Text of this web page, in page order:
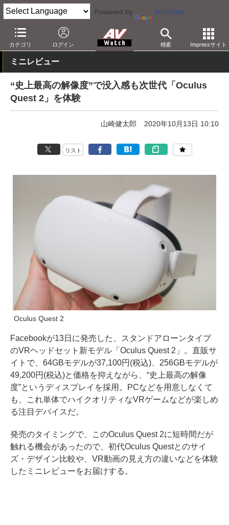
Powered by Translate
カテゴリ ログイン 検索 Impressサイト
AV Watch 製品 HMD/スマートグラス Oculus
ミニレビュー
“史上最高の解像度”で没入感も次世代「Oculus
Quest 2」を体験
山崎健太郎 2020年10月13日 10:10
リスト
Oculus Quest 2
Facebookが13日に発売した、スタンドアローンタイプ
のVRヘッドセット新モデル「Oculus Quest 2」。直販サ
イトで、64GBモデルが37,100円(税込)、256GBモデルが
49,200円(税込)と価格を抑えながら、“史上最高の解像
度”というディスプレイを採用。PCなどを用意しなくて
も、これ単体でハイクオリティなVRゲームなどが楽しめ
る注目デバイスだ。
発売のタイミングで、このOculus Quest 2に短時間だが
触れる機会があったので、初代Oculus Questとのサイ
ズ・デザイン比較や、VR動画の見え方の違いなどを体験
したミニレビューをお届けする。